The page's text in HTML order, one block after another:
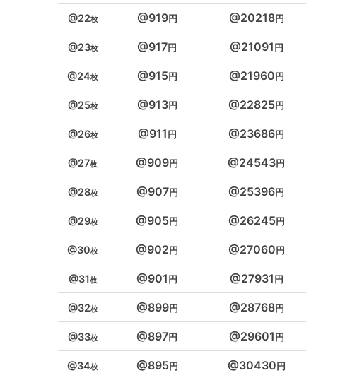
22 919 20218
23 917 21091
24 915 21960
25 913 22825
26 911 23686
27 909 24543
28 907 25396
29 905 26245
30 902 27060
31 901 27931
32 899 28768
33 897 29601
34 895 30430